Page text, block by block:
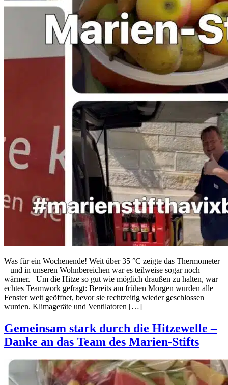
Was für ein Wochenende! Weit über 35 °C zeigte das Thermometer
– und in unseren Wohnbereichen war es teilweise sogar noch
wärmer. Um die Hitze so gut wie möglich draußen zu halten, war
echtes Teamwork gefragt: Bereits am frühen Morgen wurden alle
Fenster weit geöffnet, bevor sie rechtzeitig wieder geschlossen
wurden. Klimageräte und Ventilatoren […]
Gemeinsam stark durch die Hitzewelle –
Danke an das Team des Marien-Stifts